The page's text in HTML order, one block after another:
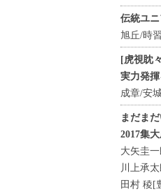
伝統ユ
旭丘/時
[虎視眈
実力発
成章/安
まだま
2017集
大矢圭
川上承
田村 稜[